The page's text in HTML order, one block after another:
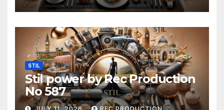
STIL
Stil power by Rec Production
No 587